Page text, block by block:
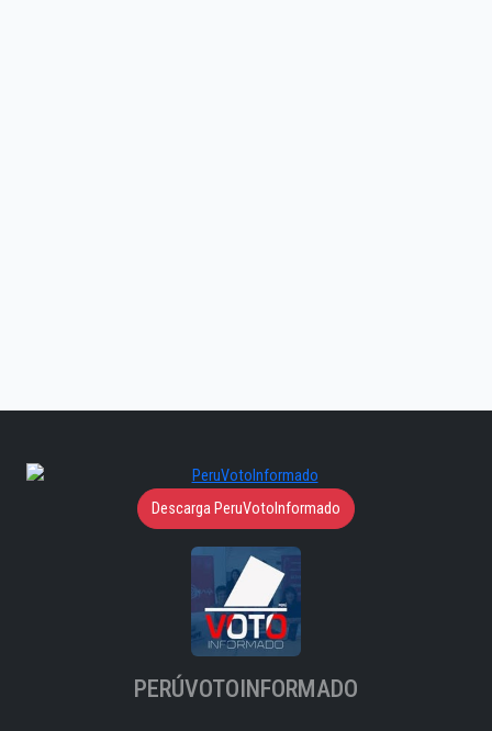
Descarga PeruVotoInformado
PERÚVOTOINFORMADO